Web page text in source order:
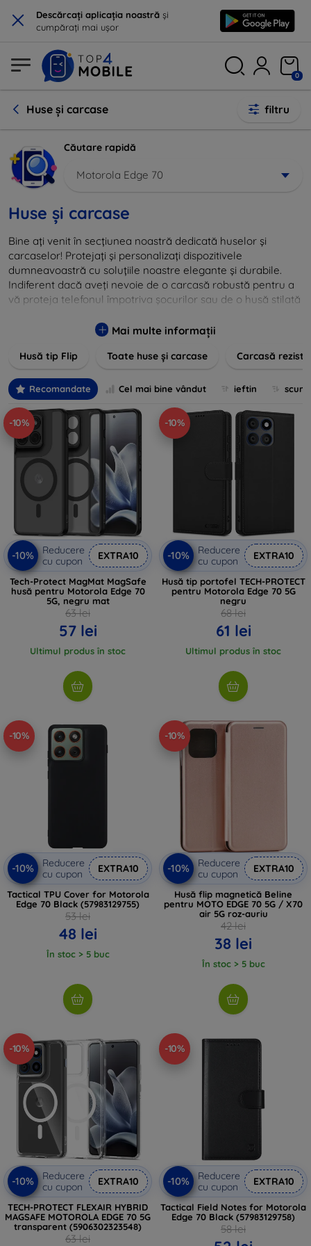
× Descărcați aplicația noastră și
cumpărați mai ușor
0
Huse și carcase filtru
Căutare rapidă
Motorola Edge 70
Huse și carcase
Bine ați venit în secțiunea noastră dedicată huselor și
carcaselor! Protejați și personalizați dispozitivele
dumneavoastră cu soluțiile noastre elegante și durabile.
Indiferent dacă aveți nevoie de o carcasă robustă pentru a
vă proteja telefonul împotriva șocurilor sau de o husă stilată
îndeplinească toate cerințele dvs. Descoperiți varietatea
designuri inovatoare menite să ofere nu doar protecție, ci și
Mai multe informații
Husă tip Flip Toate huse și carcase Carcasă
Recomandate Cel mai bine vândut ieftin
-10%
-10%
Reducere
cu cupon
EXTRA10
Tech-Protect MagMat MagSafe
husă pentru Motorola Edge 70
5G, negru mat
63 lei
57 lei
Ultimul produs în stoc
-10%
-10%
Reducere
cu cupon
EXTRA10
Husă tip portofel TECH-PROTECT
pentru Motorola Edge 70 5G
negru
68 lei
61 lei
Ultimul produs în stoc
-10%
-10%
Reducere
cu cupon
EXTRA10
Tactical TPU Cover for Motorola
Edge 70 Black (57983129755)
53 lei
48 lei
În stoc > 5 buc
-10%
-10%
Reducere
cu cupon
EXTRA10
Husă flip magnetică Beline
pentru MOTO EDGE 70 5G / X70
air 5G roz-auriu
42 lei
38 lei
În stoc > 5 buc
-10%
-10%
Reducere
cu cupon
EXTRA10
TECH-PROTECT FLEXAIR HYBRID
MAGSAFE MOTOROLA EDGE 70 5G
transparent (5906302323548)
63 lei
-10%
-10%
Reducere
cu cupon
EXTRA10
Tactical Field Notes for Motorola
Edge 70 Black (57983129758)
58 lei